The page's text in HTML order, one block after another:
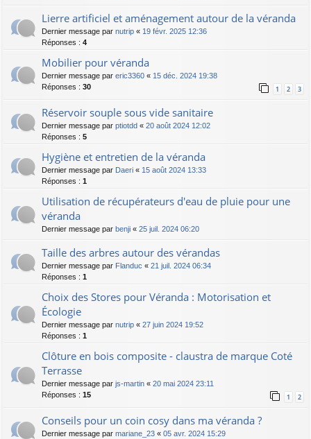
Lierre artificiel et aménagement autour de la véranda
Dernier message par nutrip « 19 févr. 2025 12:36
Réponses : 4
Mobilier pour véranda
Dernier message par eric3360 « 15 déc. 2024 19:38
Réponses : 30 1 2 3
Réservoir souple sous vide sanitaire
Dernier message par ptiotdd « 20 août 2024 12:02
Réponses : 5
Hygiène et entretien de la véranda
Dernier message par Daeri « 15 août 2024 13:33
Réponses : 1
Utilisation de récupérateurs d'eau de pluie pour une
véranda
Dernier message par benji « 25 juil. 2024 06:20
Taille des arbres autour des vérandas
Dernier message par Flanduc « 21 juil. 2024 06:34
Réponses : 1
Choix des Stores pour Véranda : Motorisation et
Écologie
Dernier message par nutrip « 27 juin 2024 19:52
Réponses : 1
Clôture en bois composite - claustra de marque Coté
Terrasse
Dernier message par js-martin « 20 mai 2024 23:11
Réponses : 15 1 2
Conseils pour un coin cosy dans ma véranda ?
Dernier message par mariane_23 « 05 avr. 2024 15:29